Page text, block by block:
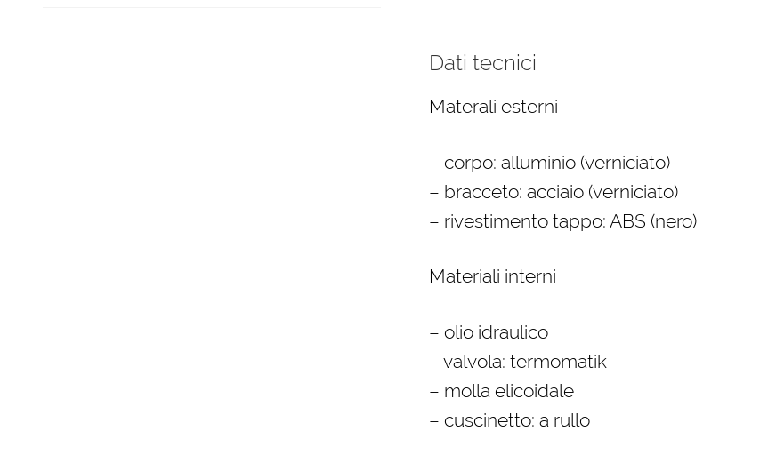
Dati tecnici
Materali esterni
– corpo: alluminio (verniciato)
– bracceto: acciaio (verniciato)
– rivestimento tappo: ABS (nero)
Materiali interni
– olio idraulico
– valvola: termomatik
– molla elicoidale
– cuscinetto: a rullo